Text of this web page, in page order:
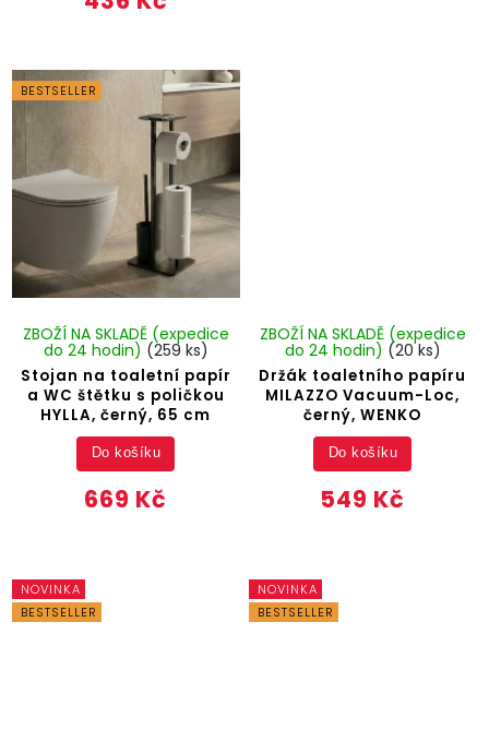
BESTSELLER
Stojan na toaletní papír
a WC štětku s poličkou
HYLLA, černý, 65 cm
ZBOŽÍ NA SKLADĚ (expedice
do 24 hodin) (259 ks)
669 Kč
Do košíku
Držák toaletního papíru
MILAZZO Vacuum-Loc,
černý, WENKO
ZBOŽÍ NA SKLADĚ (expedice
do 24 hodin) (20 ks)
549 Kč
Do košíku
NOVINKA
BESTSELLER
NOVINKA
BESTSELLER